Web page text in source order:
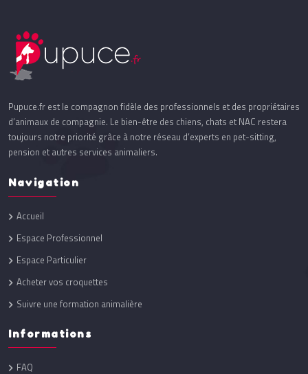
Pupuce.fr est le compagnon fidèle des professionnels et des propriétaires
d’animaux de compagnie. Le bien-être des chiens, chats et NAC restera
toujours notre priorité grâce à notre réseau d’experts en pet-sitting,
pension et autres services animaliers.
Navigation
Accueil
Espace Professionnel
Espace Particulier
Acheter vos croquettes
Suivre une formation animalière
Informations
FAQ